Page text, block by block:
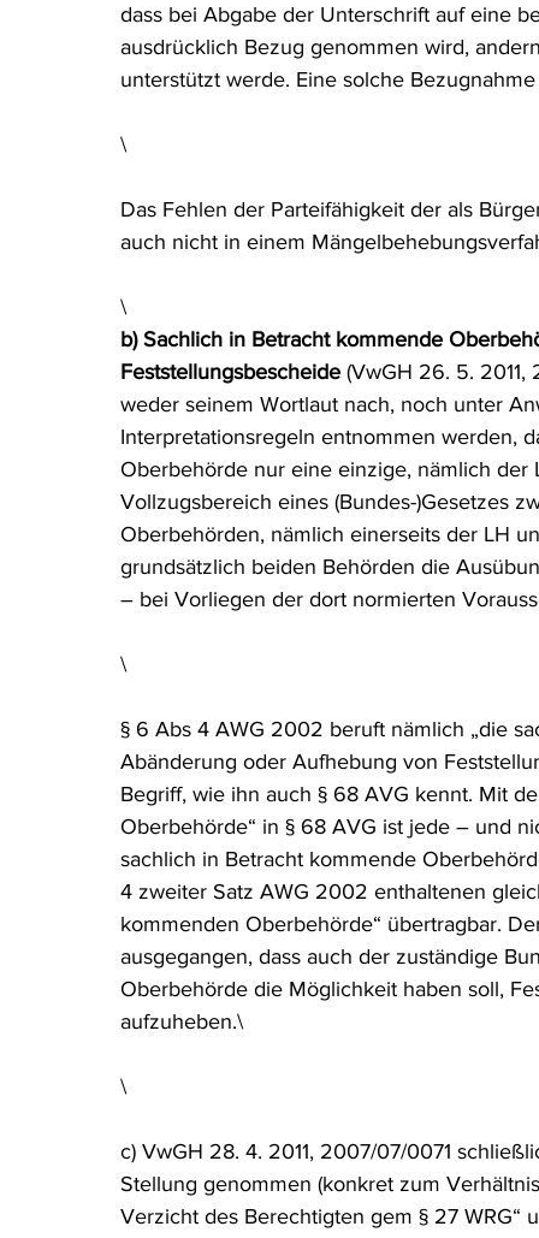
dass bei Abgabe der Unterschrift auf eine
ausdrücklich Bezug genommen wird,
unterstützt werde. Eine solche
\
Das Fehlen der Parteifähigkeit der als
auch nicht in einem
\
b) Sachlich in Betracht kommende
Feststellungsbescheide (VwGH 26. 5.
weder seinem Wortlaut nach, noch unter
Interpretationsregeln entnommen werden,
Oberbehörde nur eine einzige, nämlich
Vollzugsbereich eines (Bundes-)Gesetzes
Oberbehörden, nämlich einerseits der LH
grundsätzlich beiden Behörden die
– bei Vorliegen der dort normierten
\
§ 6 Abs 4 AWG 2002 beruft nämlich „die
Abänderung oder Aufhebung von
Begriff, wie ihn auch § 68 AVG kennt. Mit
Oberbehörde“ in § 68 AVG ist jede – und
sachlich in Betracht kommende
4 zweiter Satz AWG 2002 enthaltenen
kommenden Oberbehörde“ übertragbar.
ausgegangen, dass auch der zuständige
Oberbehörde die Möglichkeit haben soll,
aufzuheben.\
\
c) VwGH 28. 4. 2011, 2007/07/0071
Stellung genommen (konkret zum
Verzicht des Berechtigten gem § 27 WRG“